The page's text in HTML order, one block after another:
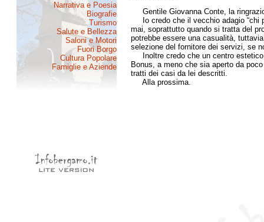
Gentile Giovanna Conte, la
Io credo che il vecchio adagio “chi
mai, soprattutto quando si tratta del
potrebbe essere una casualità,
selezione del fornitore dei servizi, se
Inoltre credo che un centro estetico
Bonus, a meno che sia aperto da
tratti dei casi da lei descritti.
Alla prossima.